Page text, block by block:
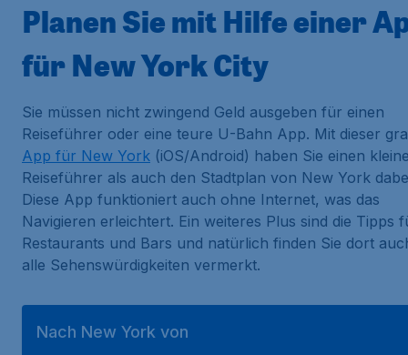
Planen Sie mit Hilfe einer
für New York City
Sie müssen nicht zwingend Geld ausgeben für einen
Reiseführer oder eine teure U-Bahn App. Mit dieser
App für New York (iOS/Android) haben Sie einen
Reiseführer als auch den Stadtplan von New York
Diese App funktioniert auch ohne Internet, was das
Navigieren erleichtert. Ein weiteres Plus sind die Tipps
Restaurants und Bars und natürlich finden Sie dort
alle Sehenswürdigkeiten vermerkt.
Nach New York von